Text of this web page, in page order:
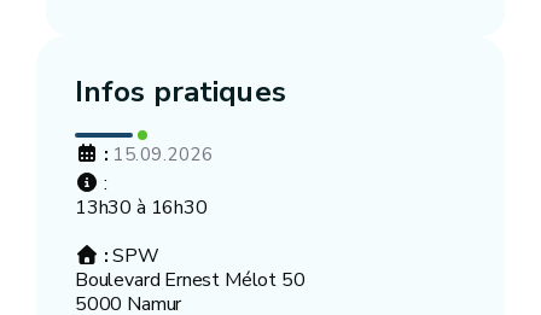
Infos pratiques
: 15.09.2026
:
13h30 à 16h30
:SPW
Boulevard Ernest Mélot 50
5000 Namur